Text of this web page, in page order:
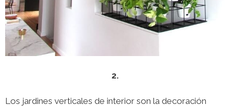
2.
Los jardines verticales de interior son la decoración